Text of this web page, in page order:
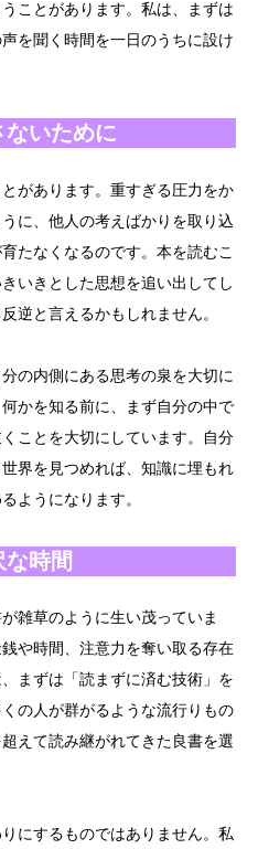
ことがあります。私は、まずは
を聞く時間を一日のうちに設け
ないために
があります。重すぎる圧力をか
に、他人の考えばかりを取り込
たなくなるのです。本を読むこ
いきとした思想を追い出してし
逆と言えるかもしれません。
の内側にある思考の泉を大切に
かを知る前に、まず自分の中で
ことを大切にしています。自分
界を見つめれば、知識に埋もれ
ようになります。
時間
雑草のように生い茂っていま
や時間、注意力を奪い取る存在
まずは「読まずに済む技術」を
の人が群がるような流行りもの
えて読み継がれてきた良書を選
にするものではありません。私